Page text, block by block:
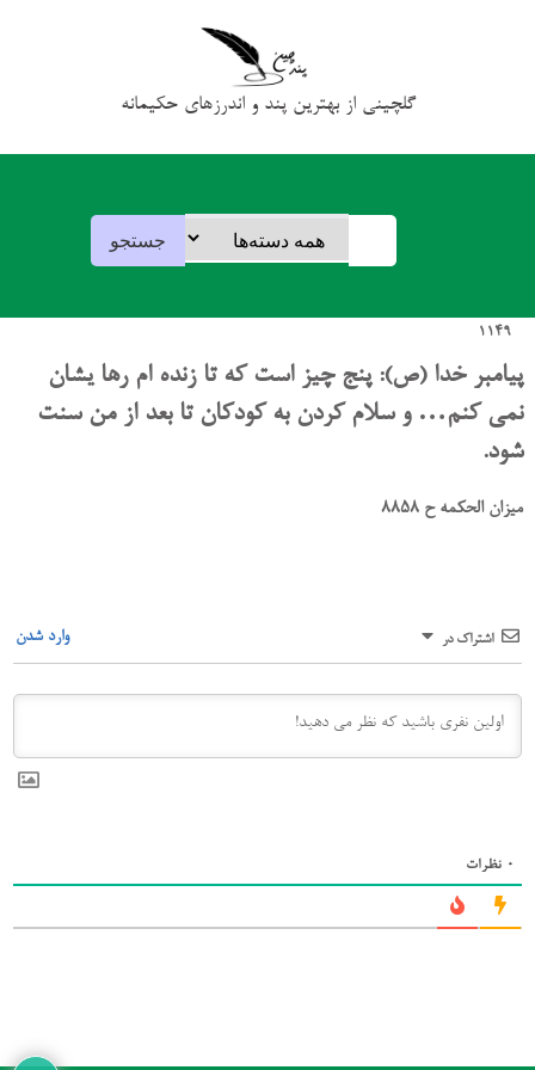
گلچینی از بهترین پند و اندرزهای حکیمانه
1149
پیامبر خدا (ص): پنج چیز است که تا زنده ام رها یشان
نمی کنم… و سلام کردن به کودکان تا بعد از من سنت
شود.
میزان الحکمه ح 8858
اشتراک در وارد شدن
0 نظرات